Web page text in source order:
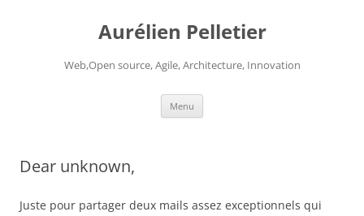
Aurélien Pelletier
Web,Open source, Agile, Architecture, Innovation
Menu
Dear unknown,
Juste pour partager deux mails assez exceptionnels qui